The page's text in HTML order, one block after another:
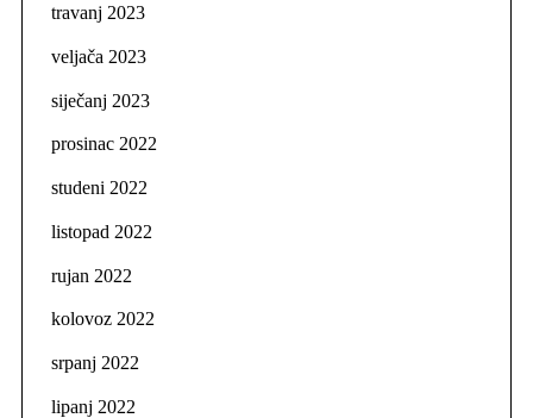
travanj 2023
veljača 2023
siječanj 2023
prosinac 2022
studeni 2022
listopad 2022
rujan 2022
kolovoz 2022
srpanj 2022
lipanj 2022